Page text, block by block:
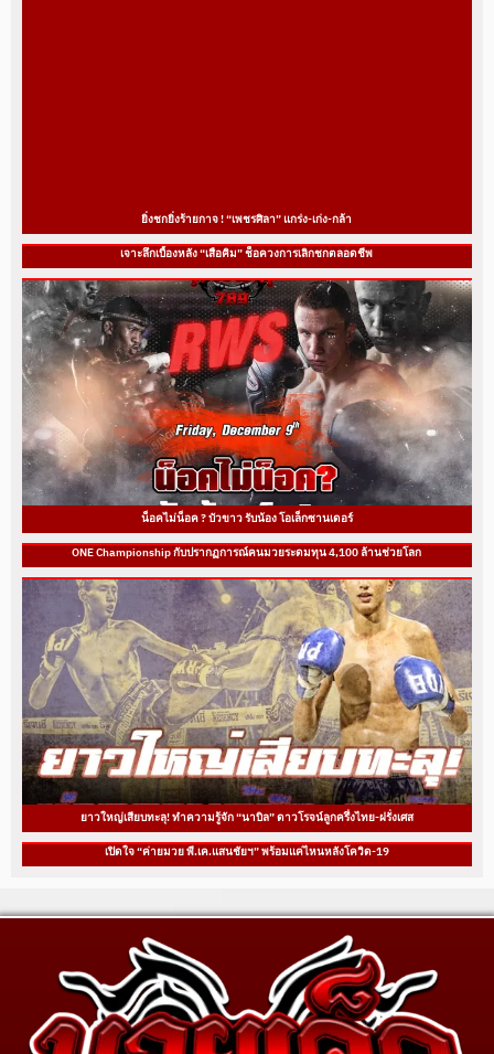
ยิ่งชกยิ่งร้ายกาจ ! “เพชรศิลา” แกร่ง-เก่ง-กล้า
เจาะลึกเบื้องหลัง “เสือคิม” ช็อควงการเลิกชกตลอดชีพ
น็อคไม่น็อค ? บัวขาว รับน้อง โอเล็กซานเดอร์
ONE Championship กับปรากฏการณ์คนมวยระดมทุน 4,100 ล้านช่วยโลก
ยาวใหญ่เสียบทะลุ! ทำความรู้จัก “นาบิล” ดาวโรจน์ลูกครึ่งไทย-ฝรั่งเศส
เปิดใจ “ค่ายมวย พี.เค.แสนชัยฯ” พร้อมแค่ไหนหลังโควิด-19